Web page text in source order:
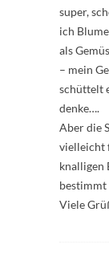
super,
ich
als
– mein
schüttelt
denke….
Aber die
vielleicht
knalligen
bestimmt
Viele